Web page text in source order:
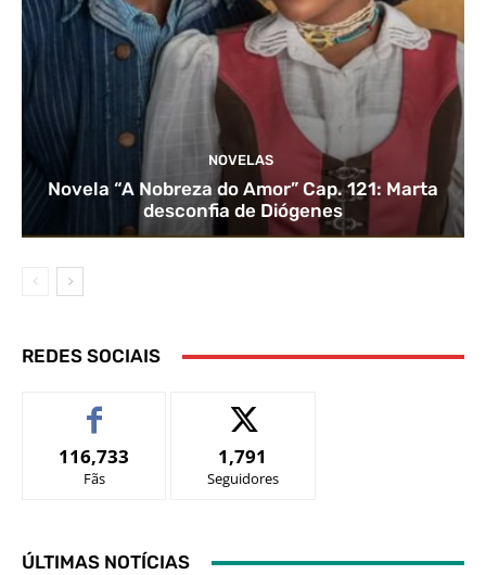
NOVELAS
Novela “A Nobreza do Amor” Cap. 121: Marta
desconfia de Diógenes
REDES SOCIAIS
116,733
Fãs
1,791
Seguidores
ÚLTIMAS NOTÍCIAS